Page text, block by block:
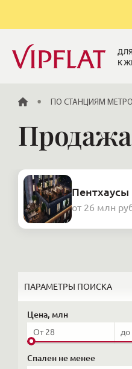
К
ГЛАВНАЯПО СТАНЦИЯМ МЕТРО
Пентхаусы
от 26 млн
ПАРАМЕТРЫ ПОИСКА
Цена, млн
Спален не менее